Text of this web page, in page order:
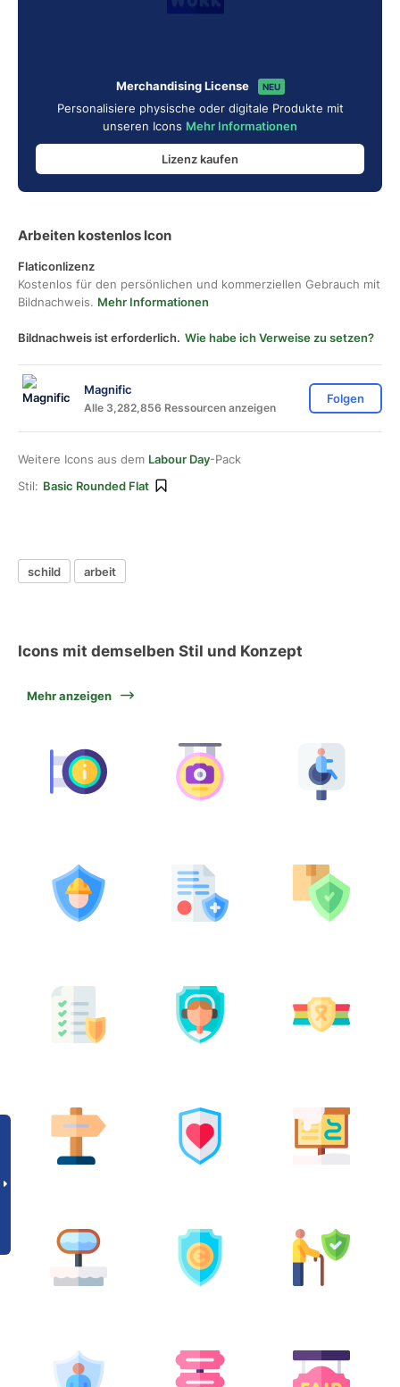
Merchandising License NEU
Personalisiere physische oder digitale Produkte mit
unseren Icons Mehr Informationen
Lizenz kaufen
Arbeiten kostenlos Icon
Flaticonlizenz
Kostenlos für den persönlichen und kommerziellen Gebrauch mit
Bildnachweis. Mehr Informationen
Bildnachweis ist erforderlich. Wie habe ich Verweise zu setzen?
Magnific
Alle 3,282,856 Ressourcen anzeigen
Folgen
Weitere Icons aus dem Labour Day-Pack
Stil: Basic Rounded Flat
schild arbeit
Icons mit demselben Stil und Konzept
Mehr anzeigen